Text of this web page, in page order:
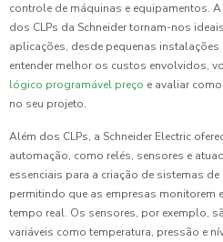
controle de máquinas e equipamentos.
dos CLPs da Schneider tornam-nos
aplicações, desde pequenas instalações
entender melhor os custos envolvidos,
lógico programável preço e avaliar
no seu projeto.
Além dos CLPs, a Schneider Electric
automação, como relés, sensores e
essenciais para a criação de sistemas
permitindo que as empresas monitorem
tempo real. Os sensores, por exemplo,
variáveis como temperatura, pressão e